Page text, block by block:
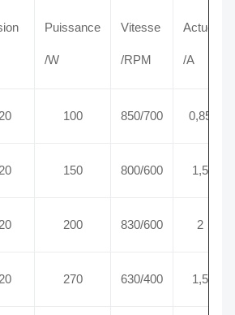
Puissance
/W
Vitesse
/RPM
Actuel
/A
100 850/700 0,85
150 800/600 1,5
200 830/600 2
270 630/400 1,5